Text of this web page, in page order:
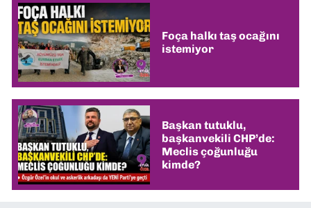
Foça halkı taş ocağını
istemiyor
Başkan tutuklu,
başkanvekili CHP’de:
Meclis çoğunluğu
kimde?